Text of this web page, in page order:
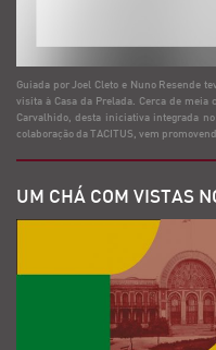
Guiada por Joel Cleto e Nuno Resende
visita à Casa da Prelada. Cerca de
Carvalhido, desta iniciativa integrada
colaboração da TACITUS, vem
UM CHÁ COM VISTAS